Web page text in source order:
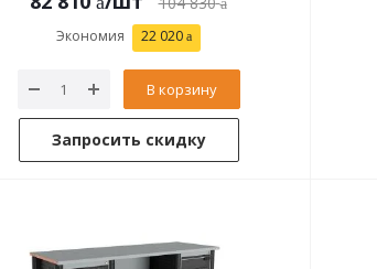
Экономия 22 020
В корзину
Запросить скидку